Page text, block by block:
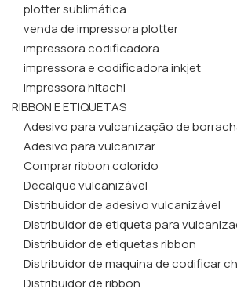
plotter sublimática
venda de impressora plotter
impressora codificadora
impressora e codificadora inkjet
impressora hitachi
RIBBON E ETIQUETAS
Adesivo para vulcanização de
Adesivo para vulcanizar
Comprar ribbon colorido
Decalque vulcanizável
Distribuidor de adesivo vulcanizável
Distribuidor de etiqueta para
Distribuidor de etiquetas ribbon
Distribuidor de maquina de codificar
Distribuidor de ribbon